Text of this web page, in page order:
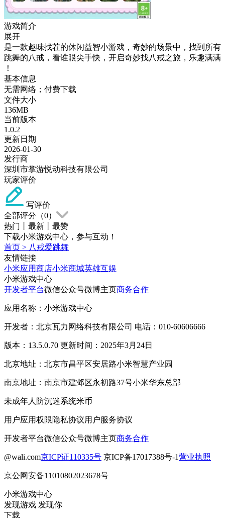
游戏简介
展开
是一款趣味找茬的休闲益智小游戏，奇妙的场景中，找到所有
跳舞的八戒，看谁眼尖手快，开启奇妙找八戒之旅，乐趣满满
！
基本信息
无需网络；付费下载
文件大小
136MB
当前版本
1.0.2
更新日期
2026-01-30
发行商
深圳市掌游悦动科技有限公司
玩家评价
写评价
全部评分（0）
热门
最新
最赞
下载小米游戏中心，参与互动！
首页 > 八戒爱跳舞
友情链接
小米应用商店小米商城英雄互娱
小米游戏中心
开发者平台微信公众号微博主页商务合作
应用名称：小米游戏中心
开发者：北京瓦力网络科技有限公司 电话：010-60606666
版本：13.5.0.70 更新时间：2025年3月24日
北京地址：北京市昌平区安居路小米智慧产业园
南京地址：南京市建邺区永初路37号小米华东总部
未成年人防沉迷系统米币
用户应用权限隐私协议用户服务协议
开发者平台微信公众号微博主页商务合作
@wali.com京ICP证110335号 京ICP备17017388号-1营业执照
京公网安备11010802023678号
小米游戏中心
发现游戏 发现你
下载